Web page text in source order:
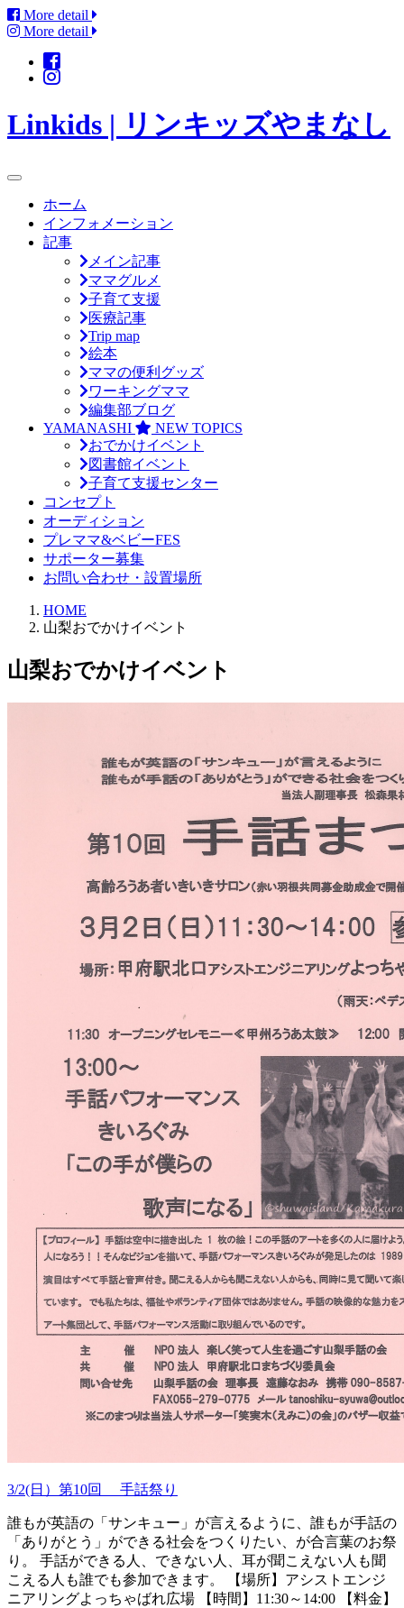
More detail
More detail
Linkids | リンキッズやまなし
ホーム
インフォメーション
記事
メイン記事
ママグルメ
子育て支援
医療記事
Trip map
絵本
ママの便利グッズ
ワーキングママ
編集部ブログ
YAMANASHI
NEW TOPICS
おでかけイベント
図書館イベント
子育て支援センター
コンセプト
オーディション
プレママ&ベビーFES
サポーター募集
お問い合わせ・設置場所
HOME
山梨おでかけイベント
山梨おでかけイベント
3/2(日）第10回 手話祭り
誰もが英語の「サンキュー」が言えるように、誰もが手話の
「ありがとう」ができる社会をつくりたい、が合言葉のお祭
り。 手話ができる人、できない人、耳が聞こえない人も聞
こえる人も誰でも参加できます。 【場所】アシストエンジ
ニアリングよっちゃばれ広場 【時間】11:30～14:00 【料金】